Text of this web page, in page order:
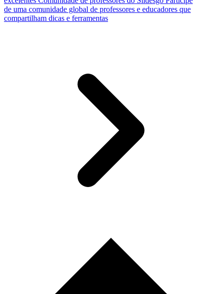
de uma comunidade global de professores e educadores que
compartilham dicas e ferramentas